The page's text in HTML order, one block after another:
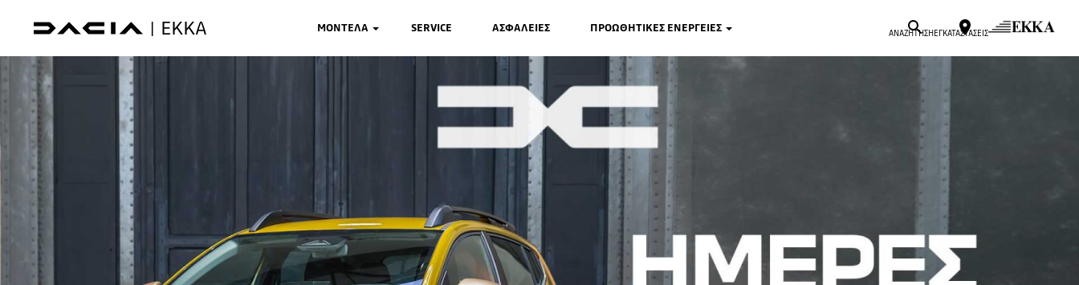
| EKKA ΜΟΝΤΕΛΑ SERVICE ΑΣΦΑΛΕΙΕΣ ΠΡΟΩΘΗΤΙΚΕΣ ΕΝΕΡΓΕΙΕΣ ΑΝΑΖΗΤΗΣΗΕΓΚΑΤΑΣΤΑΣΕΙΣ